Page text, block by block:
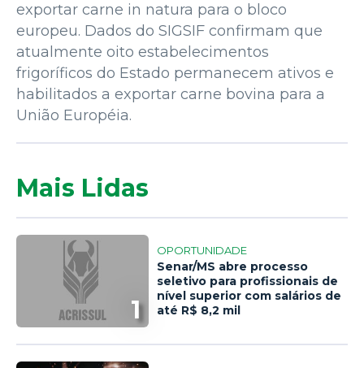
exportar carne in natura para o bloco
europeu. Dados do SIGSIF confirmam que
atualmente oito estabelecimentos
frigoríficos do Estado permanecem ativos e
habilitados a exportar carne bovina para a
União Européia.
Mais Lidas
1
OPORTUNIDADE
Senar/MS abre processo
seletivo para profissionais de
nível superior com salários de
até R$ 8,2 mil